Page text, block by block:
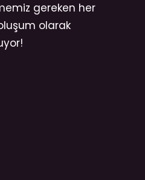
gereken her
olarak